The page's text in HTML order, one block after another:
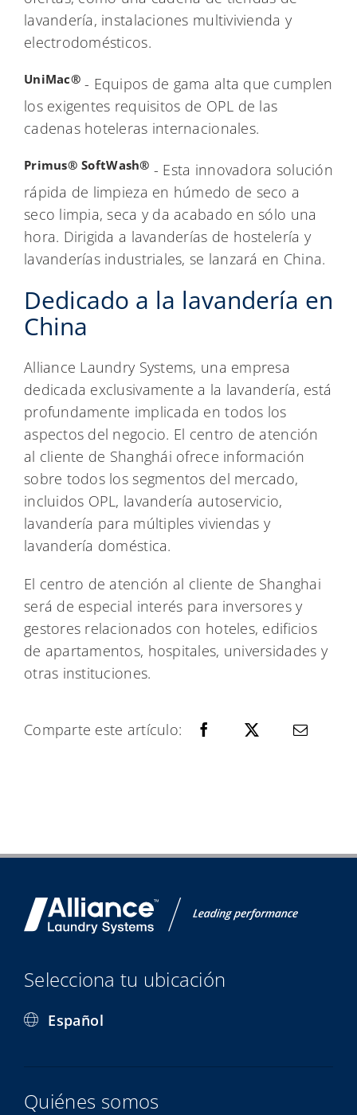
lavandería, instalaciones multivivienda y
electrodomésticos.
UniMac®- Equipos de gama alta que cumplen
los exigentes requisitos de OPL de las
cadenas hoteleras internacionales.
Primus® SoftWash® - Esta innovadora solución
rápida de limpieza en húmedo de seco a
seco limpia, seca y da acabado en sólo una
hora. Dirigida a lavanderías de hostelería y
lavanderías industriales, se lanzará en China.
Dedicado a la lavandería en
China
Alliance Laundry Systems, una empresa
dedicada exclusivamente a la lavandería, está
profundamente implicada en todos los
aspectos del negocio. El centro de atención
al cliente de Shanghái ofrece información
sobre todos los segmentos del mercado,
incluidos OPL, lavandería autoservicio,
lavandería para múltiples viviendas y
lavandería doméstica.
El centro de atención al cliente de Shanghai
será de especial interés para inversores y
gestores relacionados con hoteles, edificios
de apartamentos, hospitales, universidades y
otras instituciones.
Comparte este artículo:
Selecciona tu ubicación
Español
Quiénes somos